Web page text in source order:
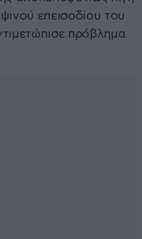
επεισοδίου του
πρόβλημα